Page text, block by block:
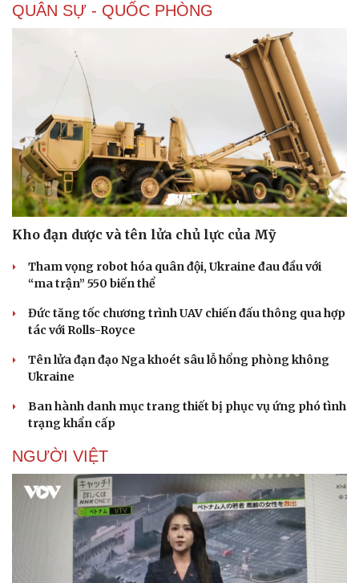
QUÂN SỰ - QUỐC PHÒNG
Kho đạn dược và tên lửa chủ lực của Mỹ
Tham vọng robot hóa quân đội, Ukraine đau đầu với
“ma trận” 550 biến thể
Đức tăng tốc chương trình UAV chiến đấu thông qua hợp
tác với Rolls-Royce
Tên lửa đạn đạo Nga khoét sâu lỗ hổng phòng không
Ukraine
Ban hành danh mục trang thiết bị phục vụ ứng phó tình
trạng khẩn cấp
NGƯỜI VIỆT